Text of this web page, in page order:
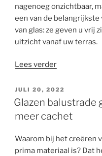
nagenoeg onzichtbaar,
een van de
van glas: ze geven u vrij
uitzicht vanaf uw terras.
Lees verder“Foto’s
glazen
omheiningen
en
van
glas”
GEPLAATST
OP
JULI 20, 2022
Glazen balustrade
meer cachet
Waarom bij het creëren
prima materiaal is? Dat